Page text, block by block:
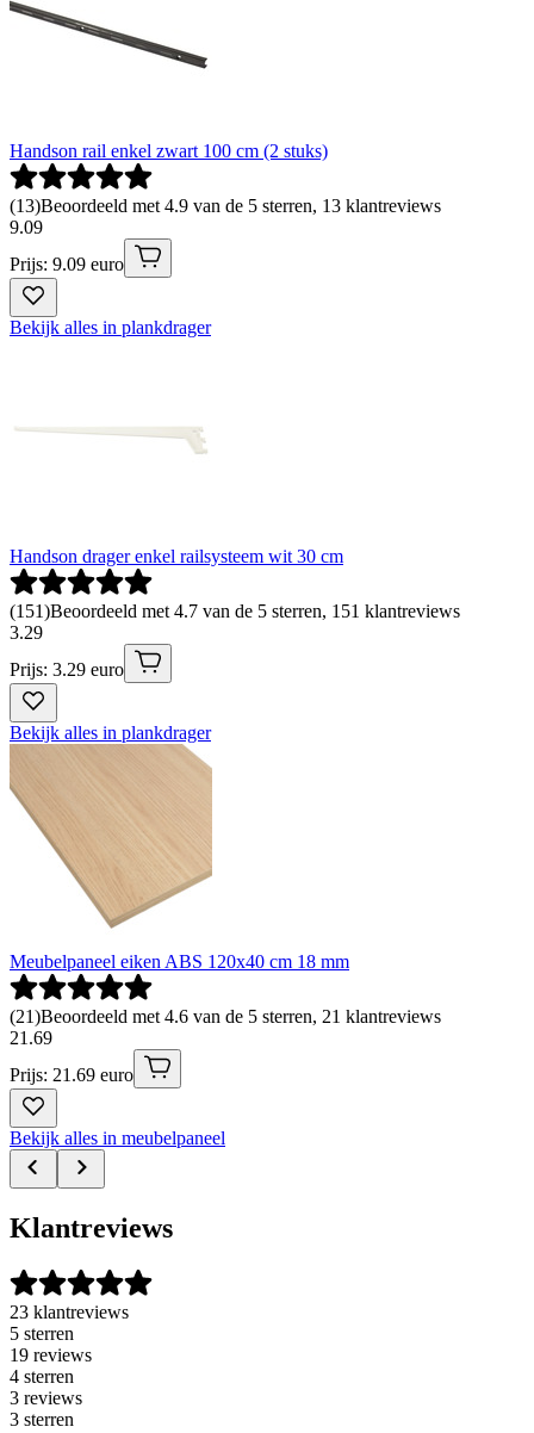
Handson rail enkel zwart 100 cm (2 stuks)
(13)Beoordeeld met 4.9 van de 5 sterren, 13 klantreviews
9.09
Prijs: 9.09 euro
Bekijk alles in plankdrager
Handson drager enkel railsysteem wit 30 cm
(151)Beoordeeld met 4.7 van de 5 sterren, 151 klantreviews
3.29
Prijs: 3.29 euro
Bekijk alles in plankdrager
Meubelpaneel eiken ABS 120x40 cm 18 mm
(21)Beoordeeld met 4.6 van de 5 sterren, 21 klantreviews
21 .69
Prijs: 21.69 euro
Bekijk alles in meubelpaneel
Klantreviews
23 klantreviews
5 sterren
19 reviews
4 sterren
3 reviews
3 sterren